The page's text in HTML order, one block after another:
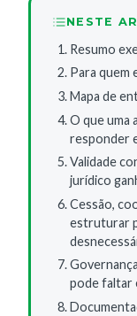
NESTE
Resumo
Para
Mapa de
O que uma
responder
Validade
jurídico
Cessão,
estruturar
pode faltar